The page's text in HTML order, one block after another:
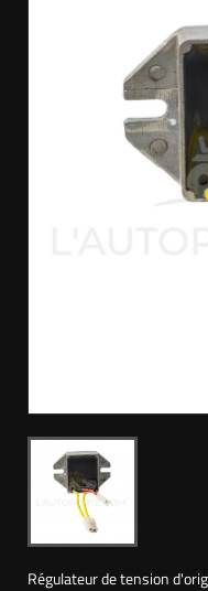
Régulateur de tension